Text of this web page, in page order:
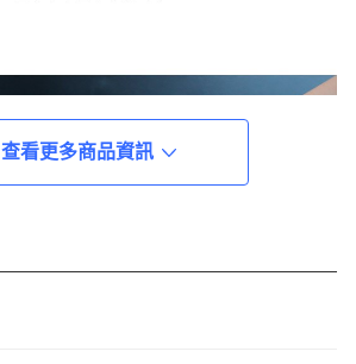
查看更多商品資訊